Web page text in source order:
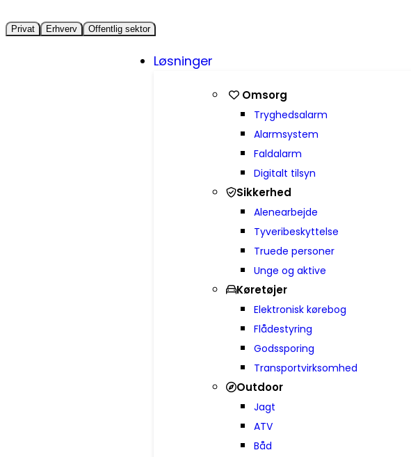
Privat Erhverv Offentlig sektor
Løsninger
Omsorg
Trygheds­alarm
Alarmsystem
Faldalarm
Digitalt tilsyn
Sikkerhed
Alenearbejde
Tyveribeskyttelse
Truede personer
Unge og aktive
Køretøjer
Elektronisk kørebog
Flådestyring
Godssporing
Transportvirksomhed
Outdoor
Jagt
ATV
Båd